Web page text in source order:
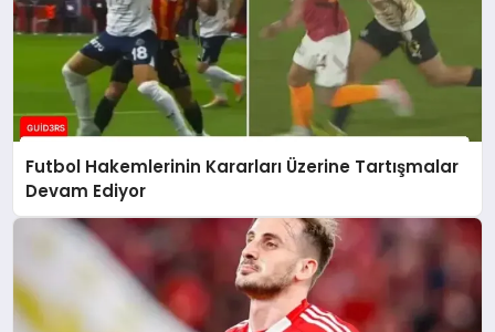
Futbol Hakemlerinin Kararları Üzerine Tartışmalar
Devam Ediyor